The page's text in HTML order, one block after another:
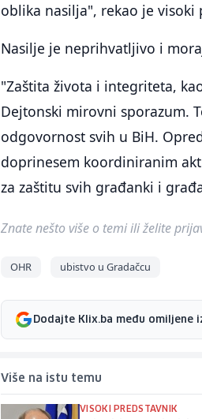
oblika nasilja", rekao je visoki
Nasilje je neprihvatljivo i
"Zaštita života i integriteta,
Dejtonski mirovni sporazum.
odgovornost svih u BiH.
doprinesem koordiniranim
za zaštitu svih građanki i
Znate nešto više o temi ili želite
OHR ubistvo u Gradačcu
Dodajte Klix.ba među omiljene
Više na istu temu
VISOKI PREDSTAVNIK